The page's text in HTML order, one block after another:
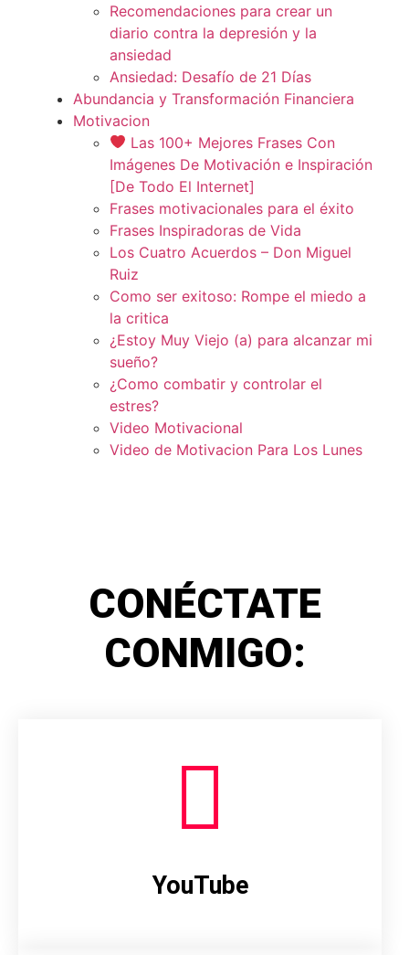
Recomendaciones para crear un
diario contra la depresión y la
ansiedad
Ansiedad: Desafío de 21 Días
Abundancia y Transformación Financiera
Motivacion
Las 100+ Mejores Frases Con
Imágenes De Motivación e Inspiración
[De Todo El Internet]
Frases motivacionales para el éxito
Frases Inspiradoras de Vida
Los Cuatro Acuerdos – Don Miguel
Ruiz
Como ser exitoso: Rompe el miedo a
la critica
¿Estoy Muy Viejo (a) para alcanzar mi
sueño?
¿Como combatir y controlar el
estres?
Video Motivacional
Video de Motivacion Para Los Lunes
CONÉCTATE
CONMIGO:
YouTube